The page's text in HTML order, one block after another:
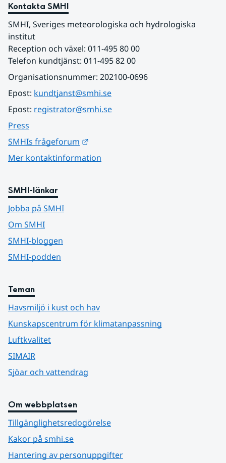
Kontakta SMHI
SMHI, Sveriges meteorologiska och hydrologiska
institut
Reception och växel: 011-495 80 00
Telefon kundtjänst: 011-495 82 00
Organisationsnummer: 202100-0696
Epost: kundtjanst@smhi.se
Epost: registrator@smhi.se
Press
SMHIs frågeforum
Mer kontaktinformation
SMHI-länkar
Jobba på SMHI
Om SMHI
SMHI-bloggen
SMHI-podden
Teman
Havsmiljö i kust och hav
Kunskapscentrum för klimatanpassning
Luftkvalitet
SIMAIR
Sjöar och vattendrag
Om webbplatsen
Tillgänglighetsredogörelse
Kakor på smhi.se
Hantering av personuppgifter